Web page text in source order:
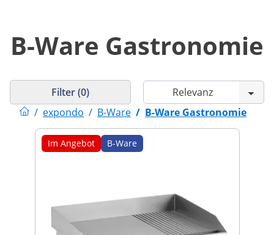
B-Ware Gastronomie
/ expondo / B-Ware / B-Ware Gastronomie
Filter (0)
Im Angebot B-Ware